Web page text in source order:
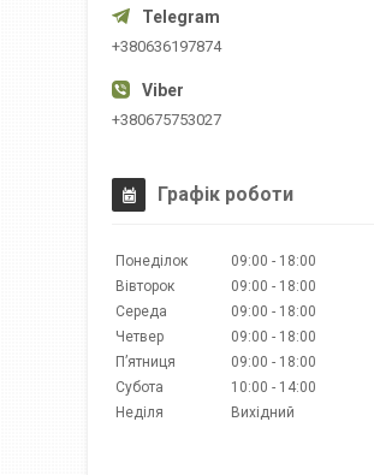
+380636197874
+380675753027
Графік роботи
Понеділок 09:00
18:00
Вівторок
09:00
18:00
Середа
09:00
18:00
Четвер
09:00
18:00
Пʼятниця
09:00
18:00
Субота
10:00
14:00
Неділя
Вихідний